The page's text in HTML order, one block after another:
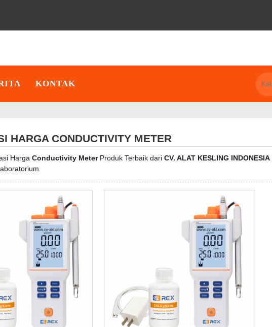
KONTAK
HARGA CONDUCTIVITY METER
HargaConductivity MeterProduk Terbaik dariCV. ALAT KESLING INDONESIA